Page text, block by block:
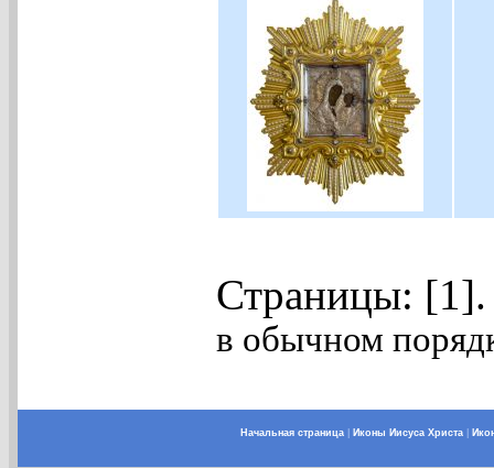
Страницы:
в обычном
Начальная страница| Иконы Иисуса Христа|